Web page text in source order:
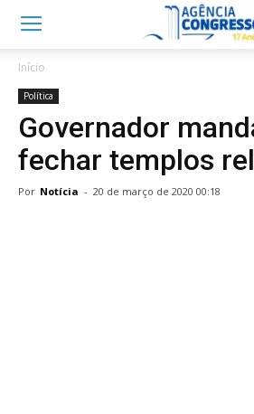
Início
Política
Governador
fechar templos
Por Notícia - 20 de março de 2020 00:18